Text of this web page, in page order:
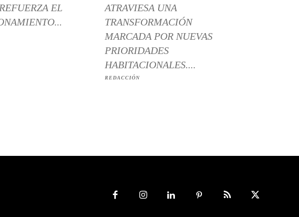
EL
ATRAVIESA UNA
TRANSFORMACIÓN
MARCADA POR NUEVAS
PRIORIDADES
HABITACIONALES....
REDACCIÓN